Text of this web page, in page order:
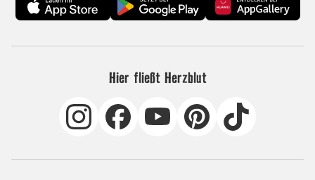
Hier fließt Herzblut